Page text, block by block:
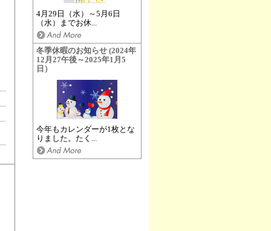
4月29日（水）～5月6日
（水）までお休...
冬季休暇のお知らせ (2024年
12月27午後～2025年1月5
日）
今年もカレンダーが1枚とな
りました。たく...